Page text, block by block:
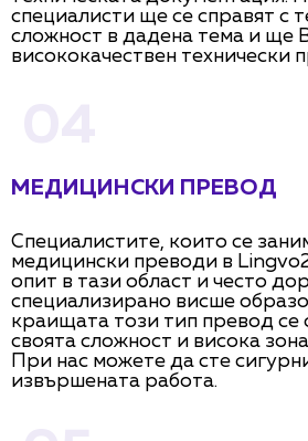
специалисти ще се справят с
сложност в дадена тема и ще
висококачествен технически
МЕДИЦИНСКИ ПРЕВОД
Специалистите, които се
медицински преводи в
опит в тази област и често
специализирано висше
краищата този тип превод се
своята сложност и висока
При нас можете да сте
извършената работа.